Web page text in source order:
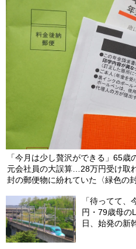
「今月は少し贅沢ができる」65
元会社員の大誤算…28万円受け取
封の郵便物に紛れていた〈緑色の
「待ってて
円・79歳母の
日、始発の新